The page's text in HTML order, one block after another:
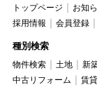
トップページ お知
採用情報
会員登録
種別検索
物件検索 土地 新
中古リフォーム
賃